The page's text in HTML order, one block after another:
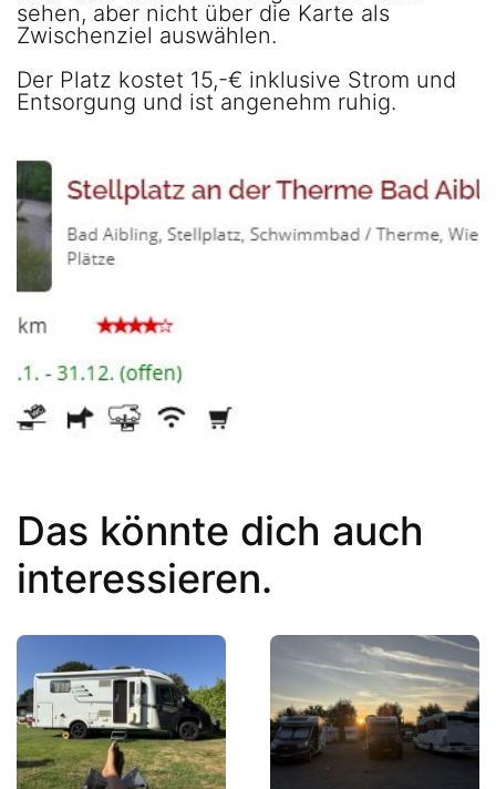
sehen, aber nicht über die Karte als
Zwischenziel auswählen.
Der Platz kostet 15,-€ inklusive Strom und
Entsorgung und ist angenehm ruhig.
Das könnte dich auch
interessieren.